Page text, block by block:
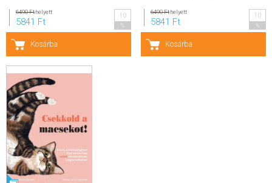
6490 Fthelyett
5841 Ft
10
Kosárba
6490 Fthelyett
5841 Ft
10
Kosárba
SZERZŐK
GYIK
SAJTÓANYAGOK
HÍREK
KAPCSOLAT
ELŐRENDELHETŐ KIADVÁNYOK